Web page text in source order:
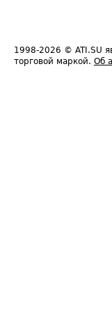
1998-2026 © ATI.SU
торговой маркой. Об